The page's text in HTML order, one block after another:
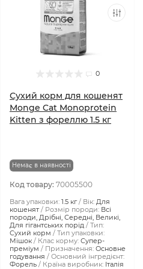
0
Сухий корм для кошенят
Monge Cat Monoprotein
Kitten з фореллю 1.5 кг
Немає в наявності
Код товару: 70005500
Вага упаковки: 1.5 кг Вік: Для
кошенят
Розмір породи: Всі
породи, Дрібні, Середні, Великі,
Для гігантських порід
Тип:
Сухий корм
Тип упаковки:
Мішок
Клас корму: Супер-
преміум
Призначення: Основне
годування
Основний інгредієнт:
Форель
Країна виробник: Італія